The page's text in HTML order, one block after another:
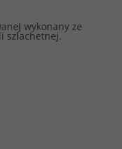
wykonany ze
szlachetnej.